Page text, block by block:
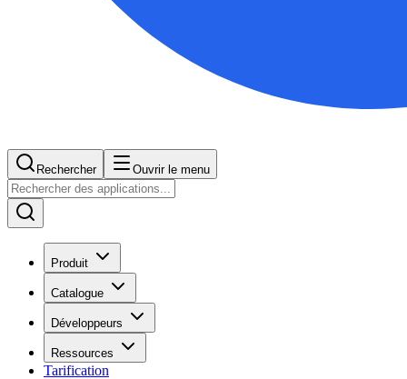
Rechercher Ouvrir le menu
Produit
Catalogue
Développeurs
Ressources
Tarification